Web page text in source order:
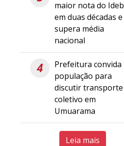
maior nota do Ideb
em duas décadas e
supera média
nacional
4
Prefeitura convida
população para
discutir transporte
coletivo em
Umuarama
Leia mais